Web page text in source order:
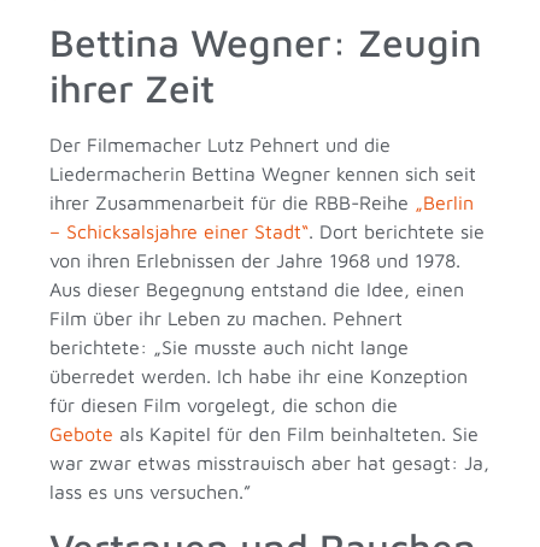
Bettina Wegner: Zeugin
ihrer Zeit
Der Filmemacher Lutz Pehnert und die
Liedermacherin Bettina Wegner kennen sich seit
ihrer Zusammenarbeit für die RBB-Reihe „Berlin
– Schicksalsjahre einer Stadt“. Dort berichtete sie
von ihren Erlebnissen der Jahre 1968 und 1978.
Aus dieser Begegnung entstand die Idee, einen
Film über ihr Leben zu machen. Pehnert
berichtete: „Sie musste auch nicht lange
überredet werden. Ich habe ihr eine Konzeption
für diesen Film vorgelegt, die schon die
Gebote als Kapitel für den Film beinhalteten. Sie
war zwar etwas misstrauisch aber hat gesagt: Ja,
lass es uns versuchen.”